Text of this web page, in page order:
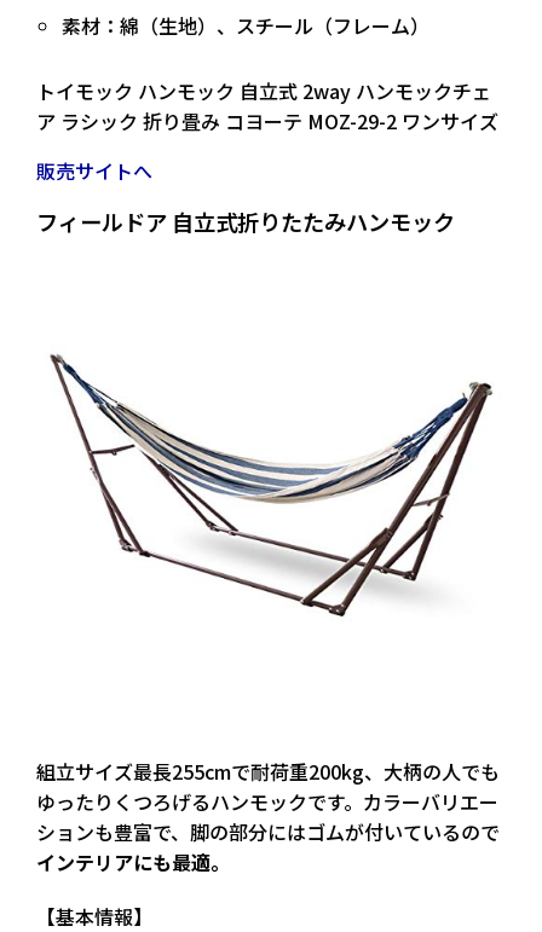
素材：綿（生地）、スチール（フレーム）
トイモック ハンモック 自立式 2way ハンモックチェ
ア ラシック 折り畳み コヨーテ MOZ-29-2 ワンサイズ
販売サイトへ
フィールドア 自立式折りたたみハンモック
組立サイズ最長255cmで耐荷重200kg、大柄の人でも
ゆったりくつろげるハンモックです。カラーバリエー
ションも豊富で、脚の部分にはゴムが付いているので
インテリアにも最適。
【基本情報】